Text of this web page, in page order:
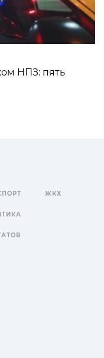
НПЗ: пять
ЖКХ